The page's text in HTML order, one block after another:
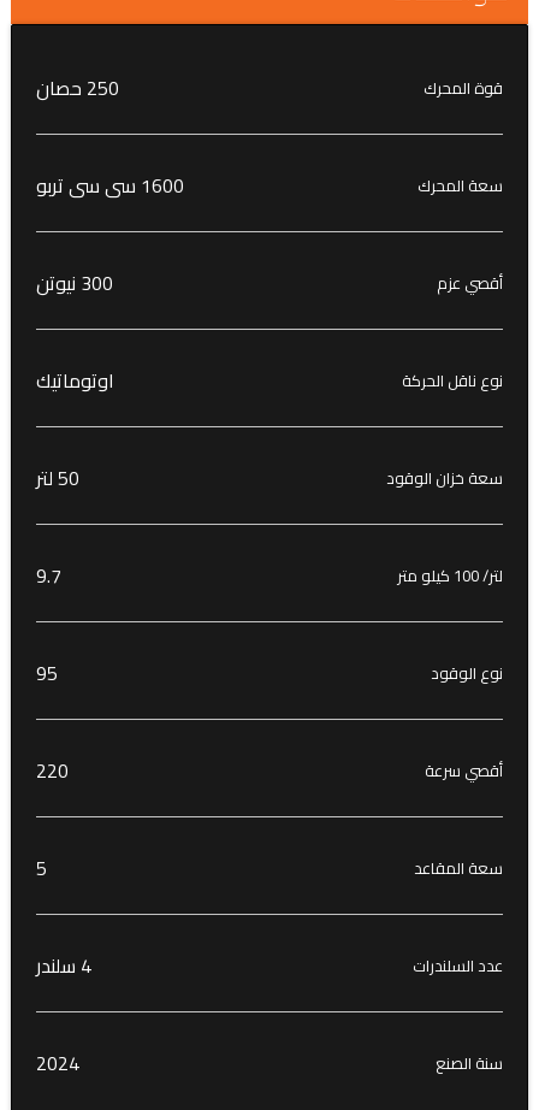
قوة المحرك 250 حصان
سعة المحرك 1600 سى سى تربو
أقصي عزم 300 نيوتن
نوع ناقل الحركة اوتوماتيك
سعة خزان الوقود 50 لتر
لتر/ 100 كيلو متر 9.7
نوع الوقود 95
أقصي سرعة 220
سعة المقاعد 5
عدد السلندرات 4 سلندر
سنة الصنع 2024